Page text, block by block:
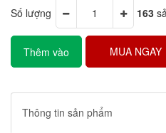
Số lượng 163
Thêm vào MUA NGAY
Thông tin sản phẩm